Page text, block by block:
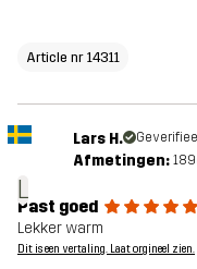
Article nr 14311
L
Lars H.
Afmetingen:
Past goed
Lekker warm
Dit is een vertaling. Laat orgineel zien.